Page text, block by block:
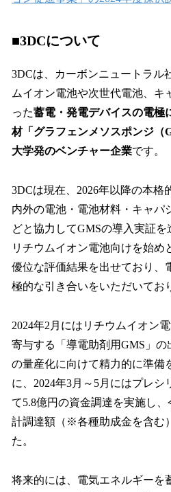
■3DCについて
3DCは、カーボンニュートラル
ムイオン電池や次世代電池、キ
った蓄電・発電デバイスの電極
材「グラフェンメソスポンジ（
大学発のベンチャー企業です。
3DCは現在、2026年以降の本格
内外の電池・電池材料・キャパ
どと協力してGMSの導入実証を
リチウムイオン電池向けを始め
優位な評価結果を出せており、
極的な引き合いをいただいてお
2024年2月にはリチウムイオン
寄与する「導電助剤用GMS」
の量産化に向けて精力的に準備
に、2024年3月～5月にはプレシ
て5.8億円の資金調達を実施し
計調達額（※各種助成金を含む
た。
将来的には、電気エネルギーを